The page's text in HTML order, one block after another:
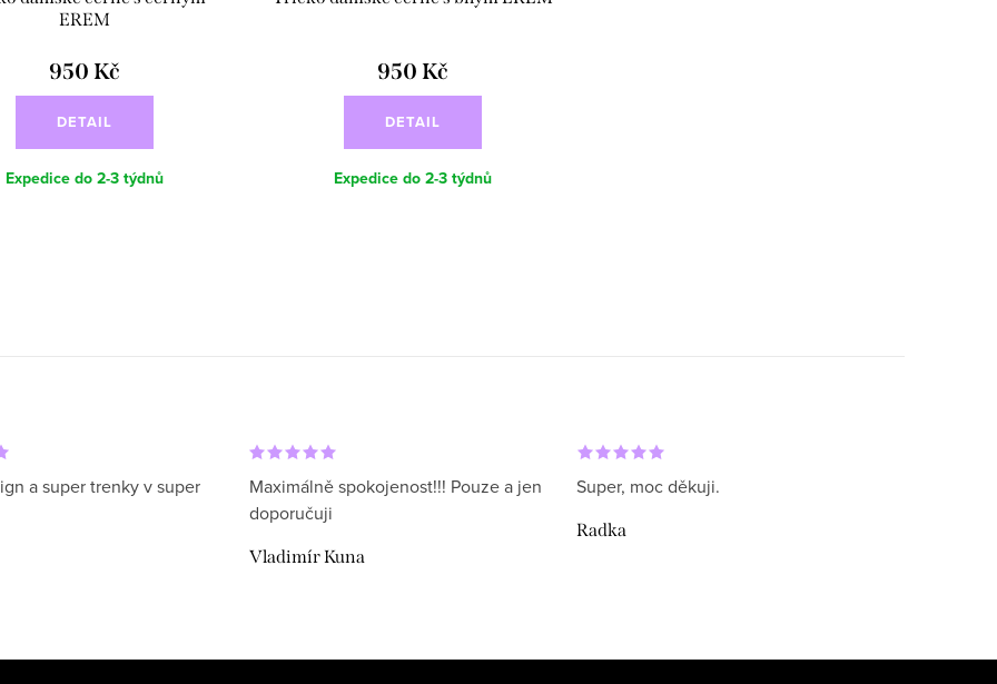
EREM
950 Kč
DETAIL
Expedice do 2-3 týdnů
950 Kč
DETAIL
Expedice do 2-3 týdnů
a super trenky v super
Maximálně spokojenost!!! Pouze a jen
doporučuji
Vladimír Kuna
Super, moc děkuji.
Radka